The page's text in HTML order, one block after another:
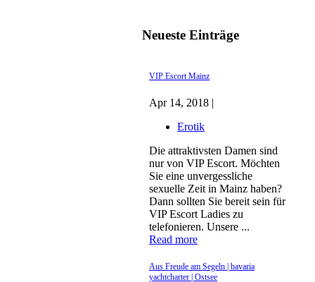
Neueste Einträge
VIP Escort Mainz
Apr 14, 2018 |
Erotik
Die attraktivsten Damen sind
nur von VIP Escort. Möchten
Sie eine unvergessliche
sexuelle Zeit in Mainz haben?
Dann sollten Sie bereit sein für
VIP Escort Ladies zu
telefonieren. Unsere ...
Read more
Aus Freude am Segeln | bavaria
yachtcharter | Ostsee